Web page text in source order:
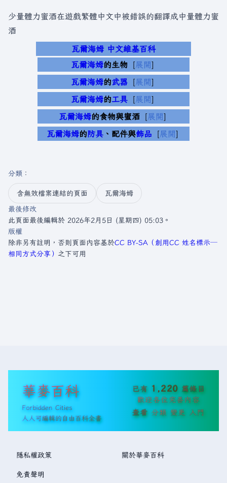
少量體力蜜酒在遊戲繁體中文中被錯誤的翻譯成中量體力蜜
酒
瓦爾海姆 中文維基百科
瓦爾海姆的生物
展開
瓦爾海姆的武器
展開
瓦爾海姆的工具
展開
瓦爾海姆的食物與蜜酒
展開
瓦爾海姆的防具、配件與飾品 展開
分類 ：​
含無效檔案連結的頁面
瓦爾海姆
最後修改
此頁面最後編輯於 2026年2月5日 (星期四) 05:03。
版權
除非另有註明，否則頁面內容基於CC BY-SA（創用CC 姓名標示─
相同方式分享） 之下可用
華麥百科
Forbidden Cities
人人可編輯的自由百科全書
已有 1,220 篇條目
歡迎各位完善內容
查看 分類 變更 入門
隱私權政策 關於華麥百科
免責聲明